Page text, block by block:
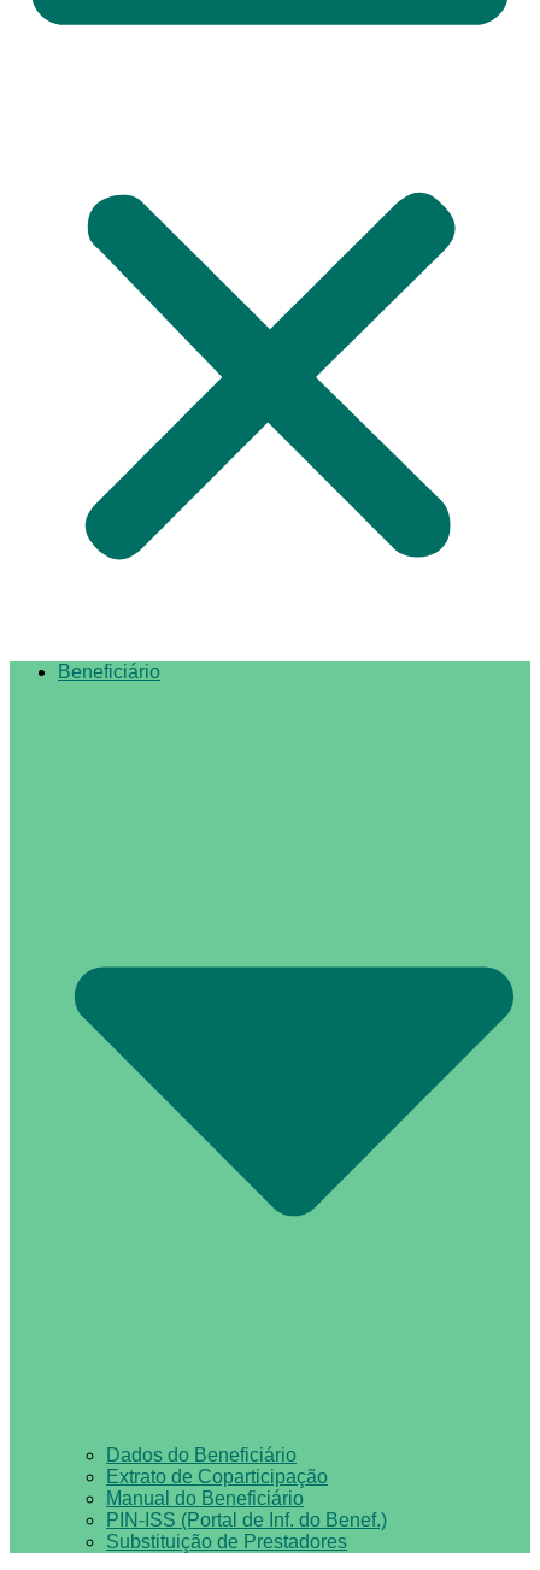
Beneficiário
Dados do Beneficiário
Extrato de Coparticipação
Manual do Beneficiário
PIN-ISS (Portal de Inf. do Benef.)
Substituição de Prestadores